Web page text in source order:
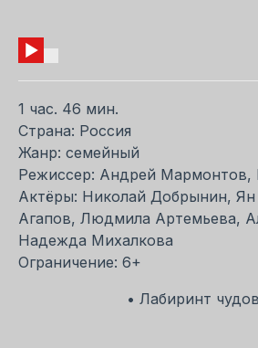
1 час. 46 мин.
Страна: Россия
Жанр: семейный
Режиссер: Андрей Мармонтов,
Актёры: Николай Добрынин,
Агапов, Людмила Артемьева,
Надежда Михалкова
Ограничение: 6+
• Лабиринт